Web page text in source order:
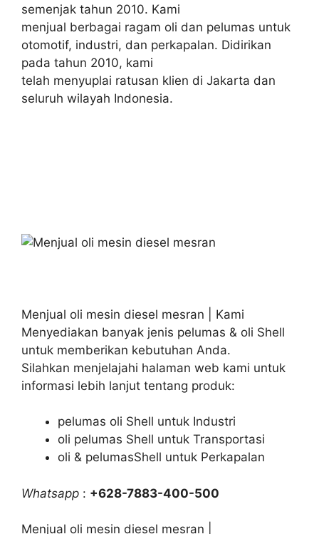
semenjak tahun 2010. Kami
menjual berbagai ragam oli dan pelumas untuk
otomotif, industri, dan perkapalan. Didirikan
pada tahun 2010, kami
telah menyuplai ratusan klien di Jakarta dan
seluruh wilayah Indonesia.
Menjual oli mesin diesel mesran | Kami
Menyediakan banyak jenis pelumas & oli Shell
untuk memberikan kebutuhan Anda.
Silahkan menjelajahi halaman web kami untuk
informasi lebih lanjut tentang produk:
pelumas oli Shell untuk Industri
oli pelumas Shell untuk Transportasi
oli & pelumasShell untuk Perkapalan
Whatsapp : +628-7883-400-500
Menjual oli mesin diesel mesran |